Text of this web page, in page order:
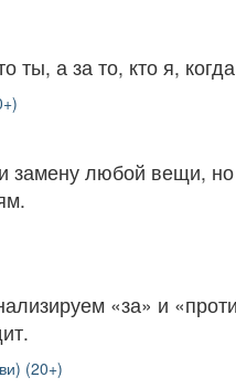
ты, а за то, кто я,
замену любой вещи,
«за» и
(20+)